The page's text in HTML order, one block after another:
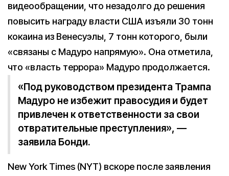
видеообращении, что незадолго до решения
повысить награду власти США изъяли 30 тонн
кокаина из Венесуэлы, 7 тонн которого, были
«связаны с Мадуро напрямую». Она отметила,
что «власть террора» Мадуро продолжается.
«Под руководством президента Трампа
Мадуро не избежит правосудия и будет
привлечен к ответственности за свои
отвратительные преступления», —
заявила Бонди.
New York Times (NYT) вскоре после заявления